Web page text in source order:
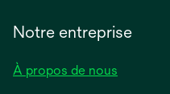
Notre entreprise
À propos de nous